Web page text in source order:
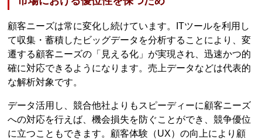
顧客ニーズは常に変化し続けています。ITツールを利用し
て収集・蓄積したビッグデータを分析することにより、変
遷する顧客ニーズの「見える化」が実現され、迅速かつ的
確に対応できるようになります。売上データなどは代表的
な解析対象です。
データ活用し、競合他社よりもスピーディーに顧客ニーズ
への対応を行えば、機会損失を防ぐことができ、競争優位
に立つこともできます。顧客体験（UX）の向上により顧